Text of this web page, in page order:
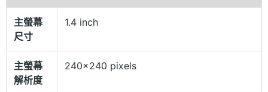
Xiaomi 智慧兒童手錶支援 4G LTE、4G 視訊通話，前
置 200 萬畫素視訊廣角鏡頭，通話時能夠擁有良好的
息與家庭群組連天，同時具備 AI 定位，並有安全區域
設定、路線記錄等功能，全天候保障孩子的安全。支
主螢幕
尺寸
1.4 inch
主螢幕
解析度
240x240 pixels